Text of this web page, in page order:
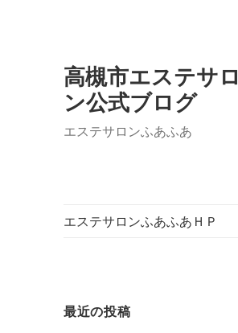
高槻市エステサロ
ン公式ブログ
エステサロンふあふあ
エステサロンふあふあＨＰ
最近の投稿